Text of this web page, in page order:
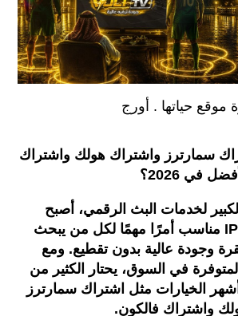
موقع حياتها . أورج
سمارترز واشتراك هولك واشتراك
في ؟
الكبير لخدمات البث الرقمي، أصبح
مناسب أمرًا مهمًا لكل من يبحث
وجودة عالية بدون تقطيع. ومع
المتوفرة في السوق، يحتار الكثير من
أشهر الخيارات مثل اشتراك سمارترز
واشتراك فالكون.